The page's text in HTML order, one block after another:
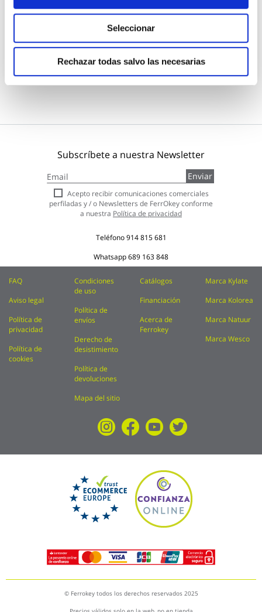
Seleccionar
Rechazar todas salvo las necesarias
11,95 €
Añadir al carrito
Subscríbete a nuestra Newsletter
a
nuestro
boletín
de
Enviar
Acepto recibir comunicaciones comerciales
perfiladas y / o Newsletters de FerrOkey conforme
a nuestra Política de privacidad
Teléfono914 815 681
Whatsapp689 163 848
FAQ
Aviso legal
Política de
privacidad
Política de
cookies
Condiciones
de uso
Política de
envíos
Derecho de
desistimiento
Política de
devoluciones
Mapa del sitio
Catálogos
Financiación
Acerca de
Ferrokey
Marca Kylate
Marca Kolorea
Marca Natuur
Marca Wesco
© Ferrokey todos los derechos reservados 2025